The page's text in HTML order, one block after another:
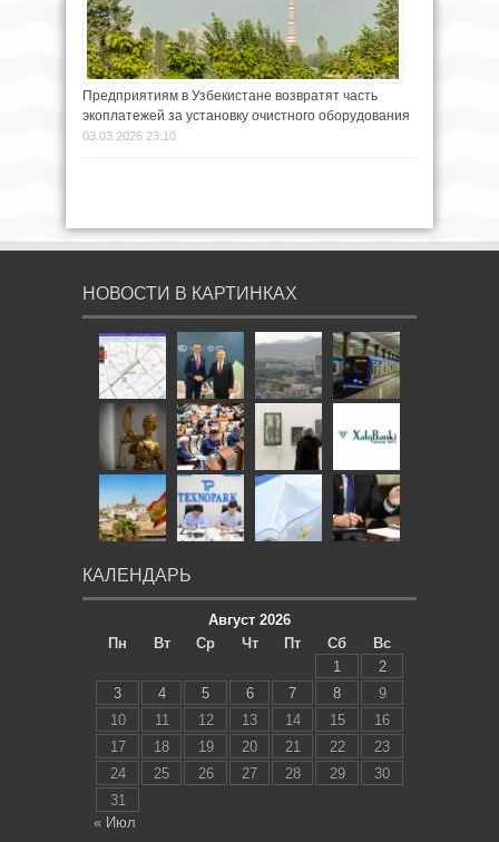
Предприятиям в Узбекистане возвратят часть
экоплатежей за установку очистного оборудования
03.03.2026 23:10
НОВОСТИ В КАРТИНКАХ
КАЛЕНДАРЬ
Август 2026
Пн
Вт Ср Чт Пт Сб
Вс
1
2
3
4 5 6 7 8
9
10
11 12 13 14 15
16
17
18 19 20 21 22
23
24
25 26 27 28 29
30
31
« Июл